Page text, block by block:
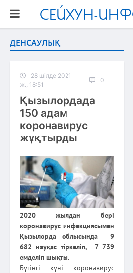
СЕЙХУН-
ДЕНСАУЛЫҚ
28 шілде 2021
ж., 18:51
0
Қызылордада
150 адам
коронавирус
жұқтырды
2020 жылдан бері
коронавирус инфекциясымен
Қызылорда облысында 9
682 науқас тіркеліп, 7 739
емделіп шықты.
Бүгінгі күні коронавирус